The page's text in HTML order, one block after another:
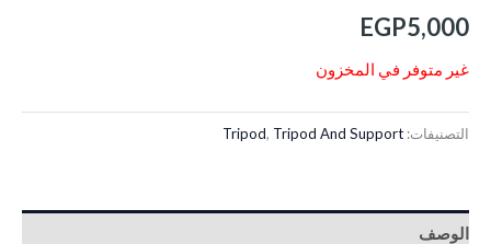
EGP5,000
غير متوفر في المخزون
التصنيفات: Tripod, Tripod And Support
الوصف